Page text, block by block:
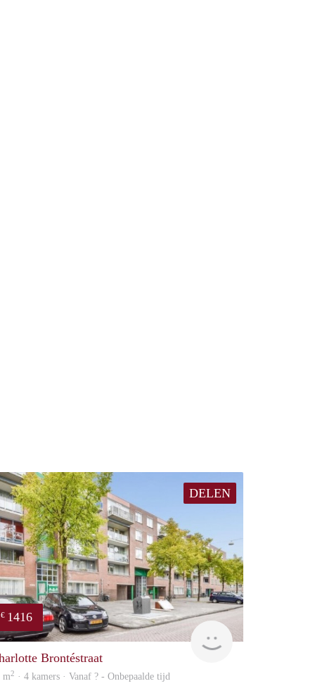
DELEN
€ 1416
Brontéstraat
m2 · 4 kamers · Vanaf ? - Onbepaalde tijd